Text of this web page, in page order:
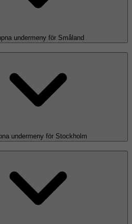
undermeny för Småland
undermeny för Stockholm